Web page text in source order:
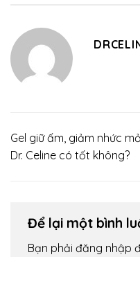
Gel giữ ấm, giảm nhức
Dr. Celine có tốt không?
Để lại một bình
Bạn phải đăng nhập